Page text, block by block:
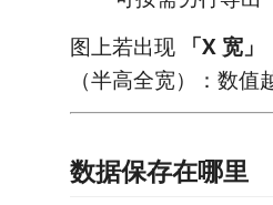
图上若出现
「X 宽」
（半高全宽）：数
数据保存在哪里